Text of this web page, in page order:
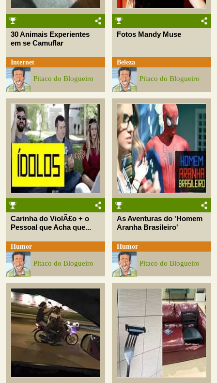
30 Animais Experientes
em se Camuflar
Internet
Pitaco do Blogueiro
Fotos Mandy Muse
Beleza
Pitaco do Blogueiro
Carinha do ViolÃ£o + o
Pessoal que Acha que...
Humor
Pitaco do Blogueiro
As Aventuras do 'Homem
Aranha Brasileiro'
Humor
Pitaco do Blogueiro